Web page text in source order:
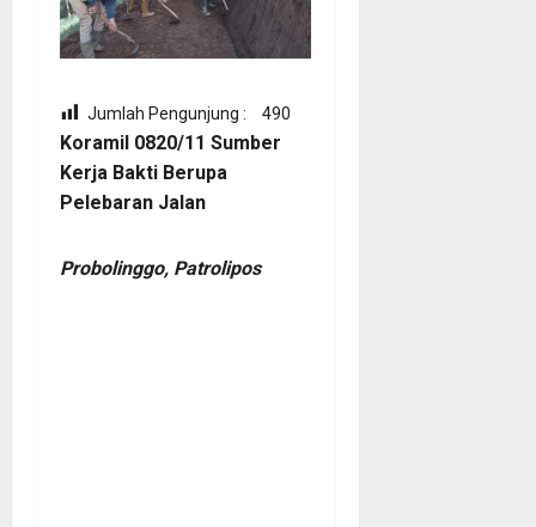
Jumlah Pengunjung : 490
Koramil 0820/11 Sumber
Kerja Bakti Berupa
Pelebaran Jalan
Probolinggo, Patrolipos